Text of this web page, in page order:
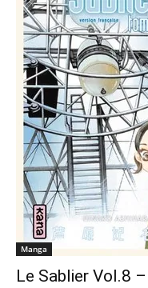
Manga
Le Sablier Vol.8